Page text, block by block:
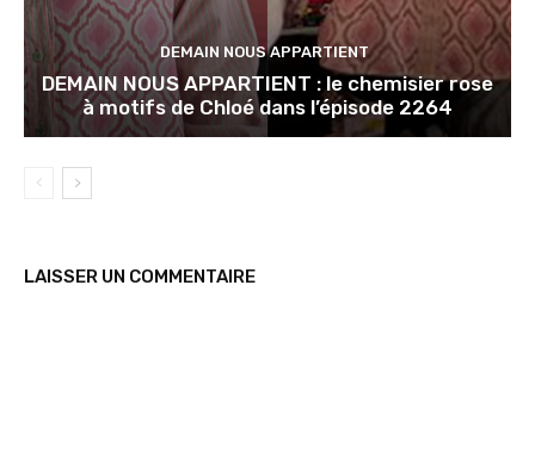
DEMAIN NOUS APPARTIENT
DEMAIN NOUS APPARTIENT : le chemisier rose
à motifs de Chloé dans l’épisode 2264
LAISSER UN COMMENTAIRE